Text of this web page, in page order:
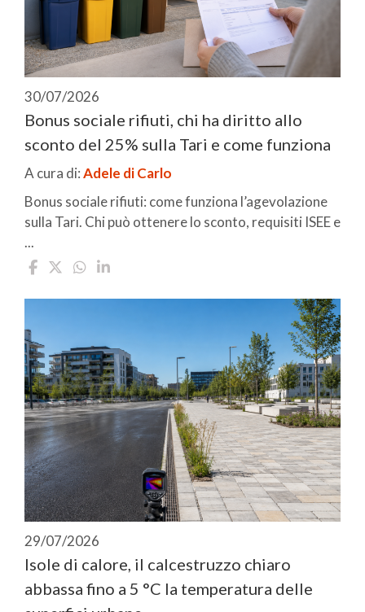
30/07/2026
Bonus sociale rifiuti, chi ha diritto allo
sconto del 25% sulla Tari e come funziona
A cura di:Adele di Carlo
Bonus sociale rifiuti: come funziona l’agevolazione
sulla Tari. Chi può ottenere lo sconto, requisiti ISEE e
...
29/07/2026
Isole di calore, il calcestruzzo chiaro
abbassa fino a 5 °C la temperatura delle